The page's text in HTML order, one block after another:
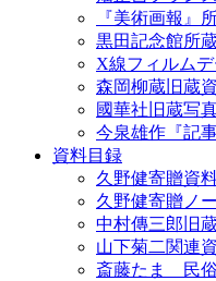
『美術画報』
黒田記念館所
X線フィルム
森岡柳蔵旧蔵
國華社旧蔵写
今泉雄作『記事
資料目録
久野健寄贈資
久野健寄贈ノ
中村傳三郎旧
山下菊二関連
斎藤たま 民